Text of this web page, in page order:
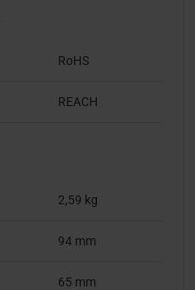
RoHS
REACH
2,59 kg
94 mm
65 mm